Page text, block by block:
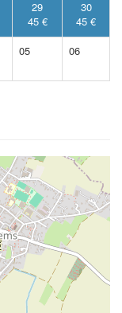
29
45 €
30
45 €
05 06